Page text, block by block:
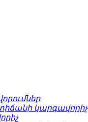
կարգավորիչ